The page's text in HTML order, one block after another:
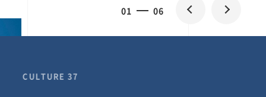
01 06
CULTURE 37